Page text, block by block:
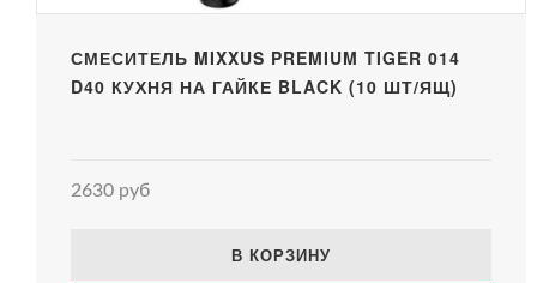
СМЕСИТЕЛЬ MIXXUS PREMIUM TIGER 014
D40 КУХНЯ НА ГАЙКЕ BLACK (10 ШТ/ЯЩ)
2630 руб
В КОРЗИНУ